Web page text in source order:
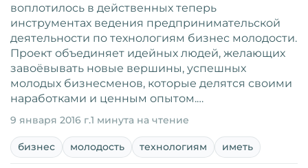
воплотилось в действенных теперь
инструментах ведения предпринимательской
деятельности по технологиям бизнес молодости.
Проект объединяет идейных людей, желающих
завоёвывать новые вершины, успешных
молодых бизнесменов, которые делятся своими
наработками и ценным опытом.…
9 января 2016 г.1 минута на чтение
бизнес молодость технологиям иметь